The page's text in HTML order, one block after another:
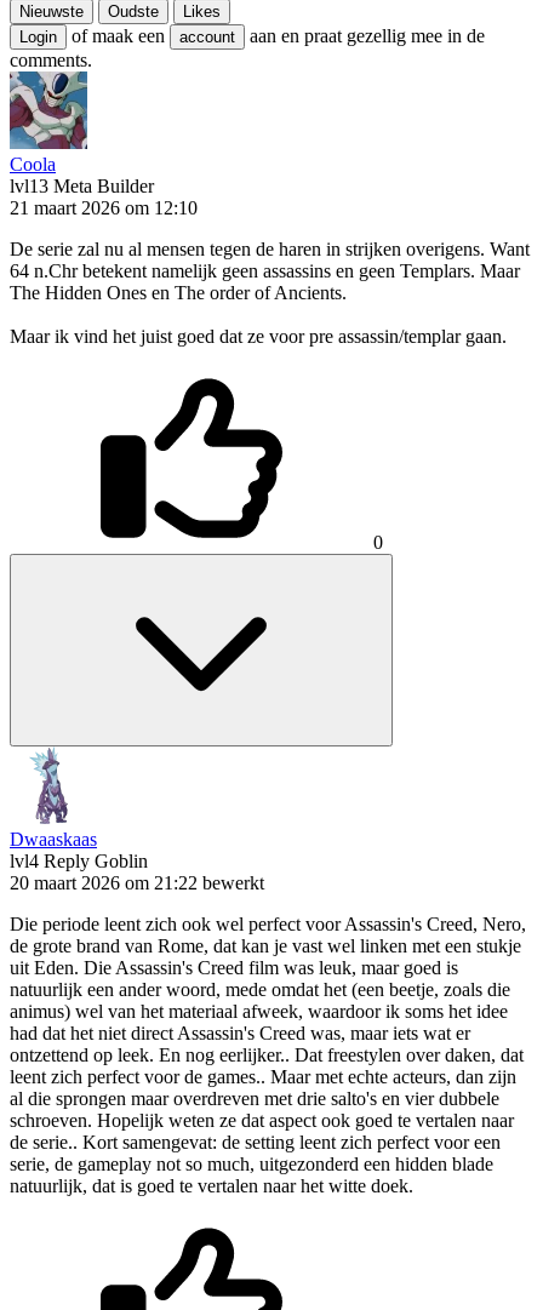
Nieuwste Oudste
Likes
Login
of maak een account
aan en praat gezellig mee in de
comments.
Coola
lvl13 Meta Builder
21 maart 2026 om 12:10
De serie zal nu al mensen tegen de haren in strijken overigens. Want
64 n.Chr betekent namelijk geen assassins en geen Templars. Maar
The Hidden Ones en The order of Ancients.
Maar ik vind het juist goed dat ze voor pre assassin/templar gaan.
0
Dwaaskaas
lvl4 Reply Goblin
20 maart 2026 om 21:22 bewerkt
Die periode leent zich ook wel perfect voor Assassin's Creed, Nero,
de grote brand van Rome, dat kan je vast wel linken met een stukje
uit Eden. Die Assassin's Creed film was leuk, maar goed is
natuurlijk een ander woord, mede omdat het (een beetje, zoals die
animus) wel van het materiaal afweek, waardoor ik soms het idee
had dat het niet direct Assassin's Creed was, maar iets wat er
ontzettend op leek. En nog eerlijker.. Dat freestylen over daken, dat
leent zich perfect voor de games.. Maar met echte acteurs, dan zijn
al die sprongen maar overdreven met drie salto's en vier dubbele
schroeven. Hopelijk weten ze dat aspect ook goed te vertalen naar
de serie.. Kort samengevat: de setting leent zich perfect voor een
serie, de gameplay not so much, uitgezonderd een hidden blade
natuurlijk, dat is goed te vertalen naar het witte doek.